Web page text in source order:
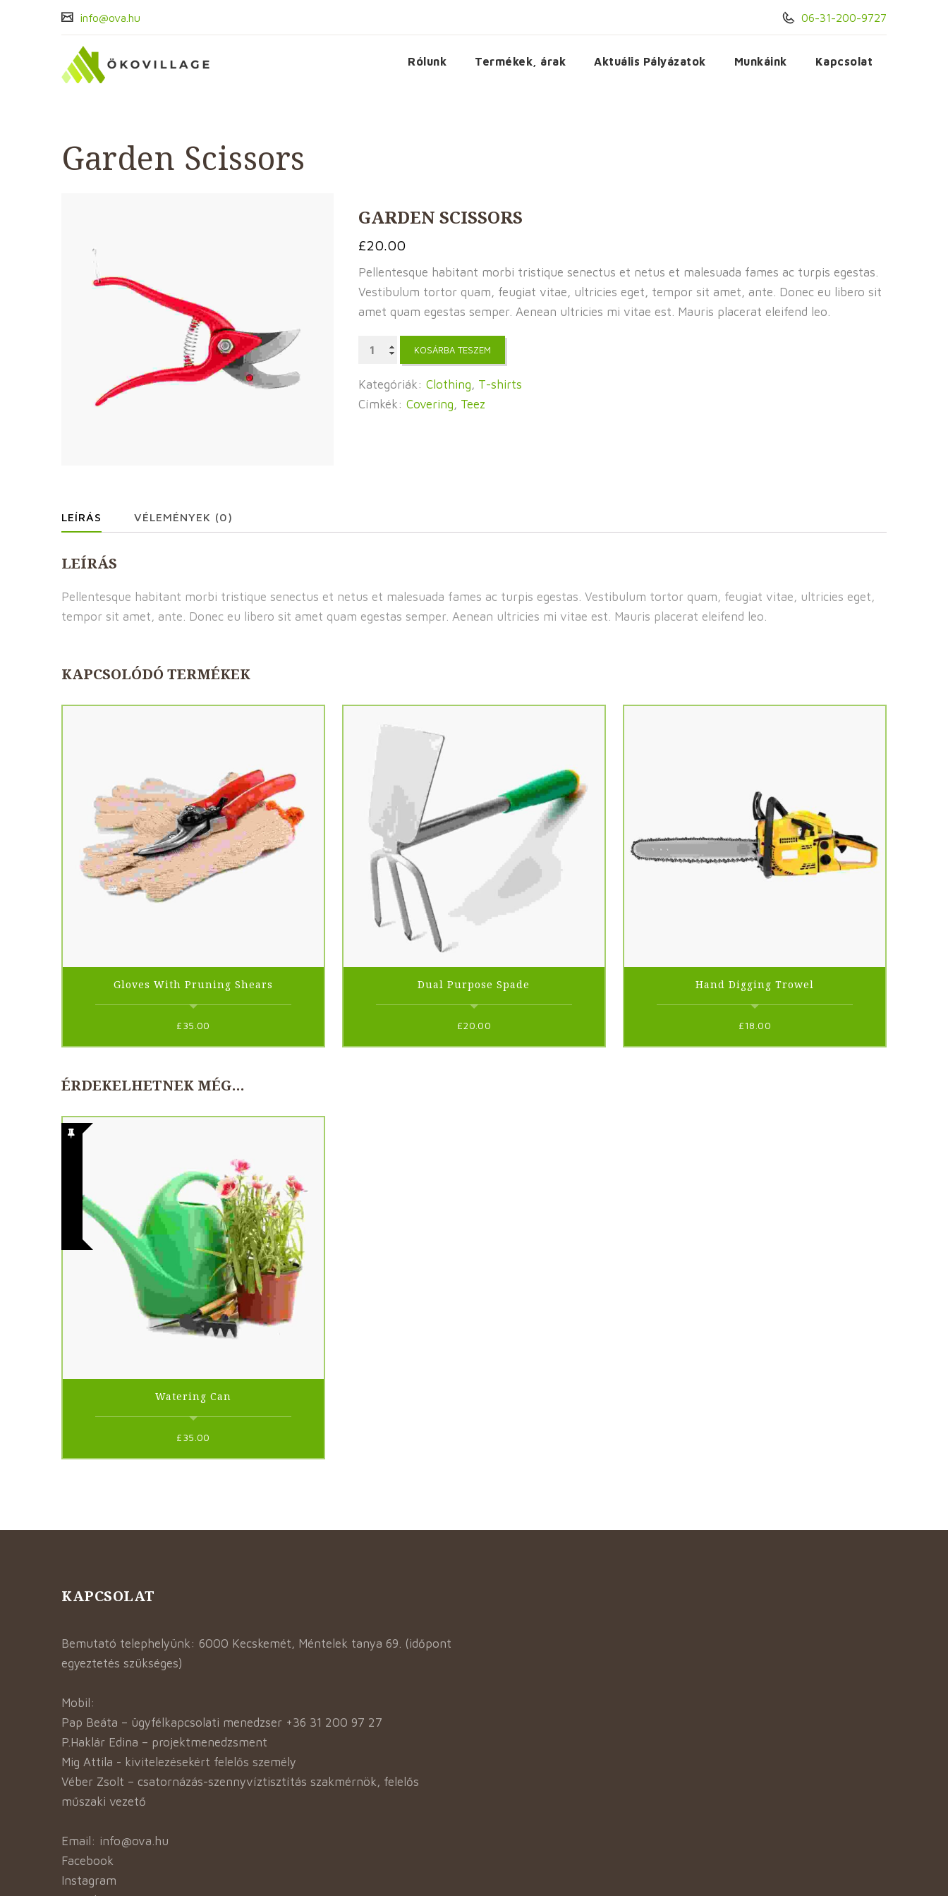
info@ova.hu 06-31-200-9727
Rólunk Termékek, árak Aktuális Pályázatok Munkáink Kapcsolat
Garden Scissors
GARDEN SCISSORS
£20.00
Pellentesque habitant morbi tristique senectus et netus et malesuada fames ac turpis egestas.
Vestibulum tortor quam, feugiat vitae, ultricies eget, tempor sit amet, ante. Donec eu libero sit
amet quam egestas semper. Aenean ultricies mi vitae est. Mauris placerat eleifend leo.
Garden
Scissors
mennyiség
KOSÁRBA TESZEM
Kategóriák:Clothing, T-shirts
Címkék:Covering, Teez
LEÍRÁS VÉLEMÉNYEK (0)
LEÍRÁS
Pellentesque habitant morbi tristique senectus et netus et malesuada fames ac turpis egestas. Vestibulum tortor quam, feugiat vitae, ultricies eget,
tempor sit amet, ante. Donec eu libero sit amet quam egestas semper. Aenean ultricies mi vitae est. Mauris placerat eleifend leo.
KAPCSOLÓDÓ TERMÉKEK
Gloves With Pruning Shears
£35.00
Dual Purpose Spade
£20.00
Hand Digging Trowel
£18.00
ÉRDEKELHETNEK MÉG…
Watering Can
£35.00
KAPCSOLAT
Bemutató telephelyünk: 6000 Kecskemét, Méntelek tanya 69. (időpont
egyeztetés szükséges)
Mobil:
Pap Beáta – ügyfélkapcsolati menedzser +36 31 200 97 27
P.Haklár Edina – projektmenedzsment
Mig Attila - kivitelezésekért felelős személy
Véber Zsolt – csatornázás-szennyvíztisztítás szakmérnök, felelős
műszaki vezető
Email: info@ova.hu
Facebook
Instagram